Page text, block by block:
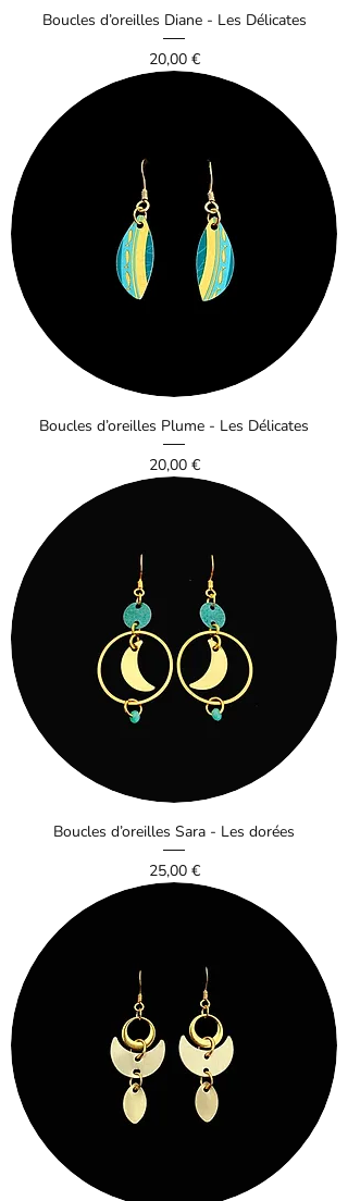
Boucles d’oreilles Diane - Les Délicates
Prix
20,00 €
Boucles d’oreilles Plume - Les Délicates
Prix
20,00 €
Boucles d’oreilles Sara - Les dorées
Prix
25,00 €